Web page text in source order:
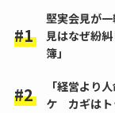
堅実会見が
見はなぜ紛
簿」
「経営より
ケ カギはト